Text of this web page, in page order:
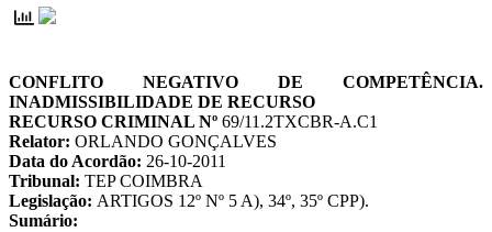
CONFLITO NEGATIVO DE COMPETÊNCIA.
INADMISSIBILIDADE DE RECURSO
RECURSO CRIMINAL Nº 69/11.2TXCBR-A.C1
Relator: ORLANDO GONÇALVES
Data do Acordão: 26-10-2011
Tribunal: TEP COIMBRA
Legislação: ARTIGOS 12º Nº 5 A), 34º, 35º CPP).
Sumário: